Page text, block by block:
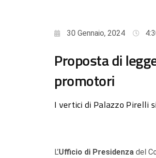
30 Gennaio, 2024
Proposta di
promotori
I vertici di Palazzo Pirelli
L’Ufficio di Presidenza del